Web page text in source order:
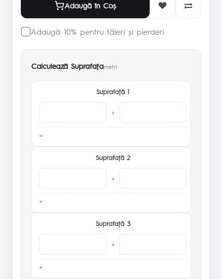
Adaugă în Coş
Adaugă 10% pentru tăieri și pierderi
Calculează Suprafaţametri
Suprafaţă 1
×
Suprafaţă 2
×
Suprafaţă 3
×